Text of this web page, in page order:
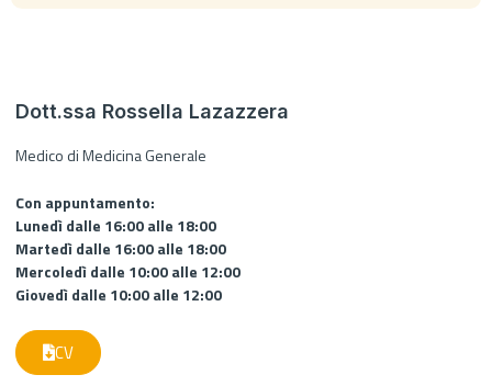
Dott.ssa Rossella Lazazzera
Medico di Medicina Generale
Con appuntamento:
Lunedì dalle 16:00 alle 18:00
Martedì dalle 16:00 alle 18:00
Mercoledì dalle 10:00 alle 12:00
Giovedì dalle 10:00 alle 12:00
CV